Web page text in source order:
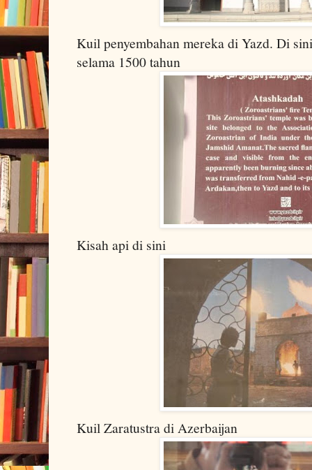
Kuil penyembahan mereka di Yazd. Di
selama 1500 tahun
Kisah api di sini
Kuil Zaratustra di Azerbaijan